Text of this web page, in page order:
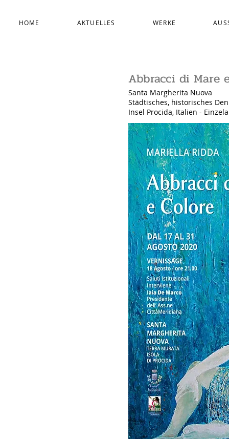
HOME AKTUELLES WERKE
Abbracci di Mare
Santa Margherita Nuova
Städtisches, historisches
Insel Procida, Italien -